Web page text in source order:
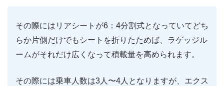
その際にはリアシートが6：4分割式となっていてどち
らか片側だけでもシートを折りたためば、ラゲッジル
ームがそれだけ広くなって積載量を高められます。
その際には乗車人数は3人〜4人となりますが、エクス